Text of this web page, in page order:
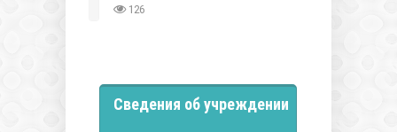
126
Сведения об учреждении